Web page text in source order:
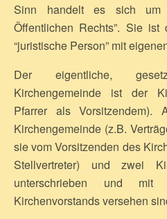
Sinn handelt es sich um
Öffentlichen Rechts”. Sie ist
“juristische Person” mit
Der eigentliche,
Kirchengemeinde ist der
Pfarrer als Vorsitzendem).
Kirchengemeinde (z.B.
sie vom Vorsitzenden des
Stellvertreter) und zwei
unterschrieben und
Kirchenvorstands versehen